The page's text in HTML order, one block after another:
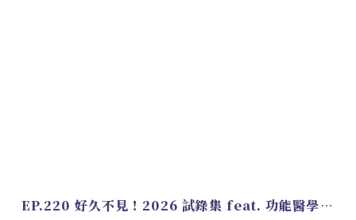
EP.220 好久不見！2026 試錄集 feat. 功能醫學營養師 美寶